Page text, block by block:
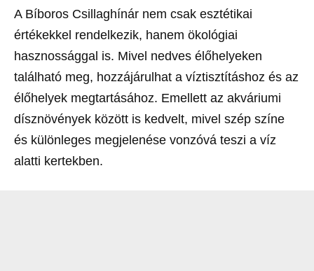
A Bíboros Csillaghínár nem csak esztétikai
értékekkel rendelkezik, hanem ökológiai
hasznossággal is. Mivel nedves élőhelyeken
található meg, hozzájárulhat a víztisztításhoz és az
élőhelyek megtartásához. Emellett az akváriumi
dísznövények között is kedvelt, mivel szép színe
és különleges megjelenése vonzóvá teszi a víz
alatti kertekben.